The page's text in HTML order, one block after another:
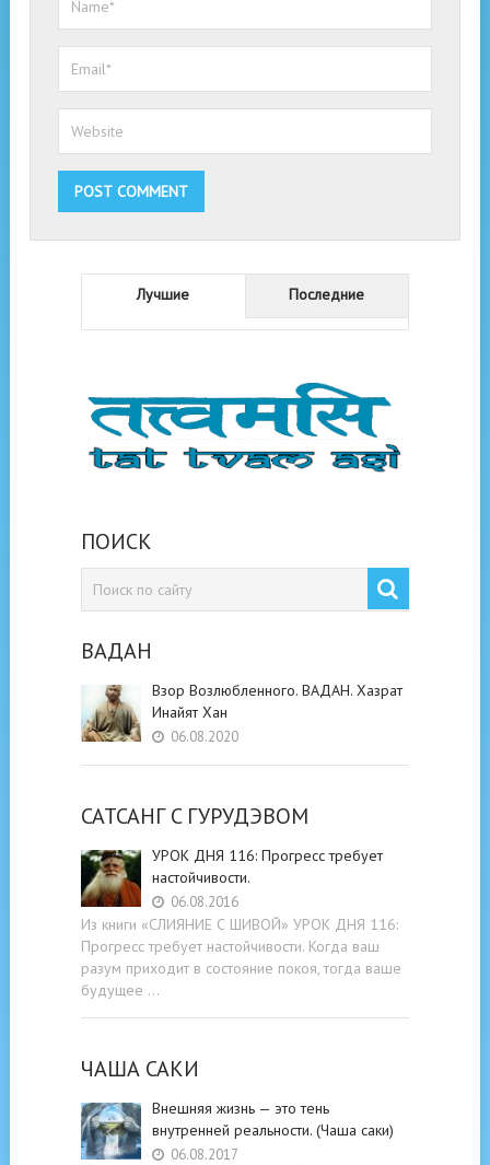
Лучшие Последние
ПОИСК
ВАДАН
Взор Возлюбленного. ВАДАН. Хазрат
Инайят Хан
06.08.2020
САТСАНГ C ГУРУДЭВОМ
УРОК ДНЯ 116: Прогресс требует
настойчивости.
06.08.2016
Из книги «СЛИЯНИЕ С ШИВОЙ» УРОК ДНЯ 116:
Прогресс требует настойчивости. Когда ваш
разум приходит в состояние покоя, тогда ваше
будущее …
ЧАША САКИ
Внешняя жизнь — это тень
внутренней реальности. (Чаша саки)
06.08.2017